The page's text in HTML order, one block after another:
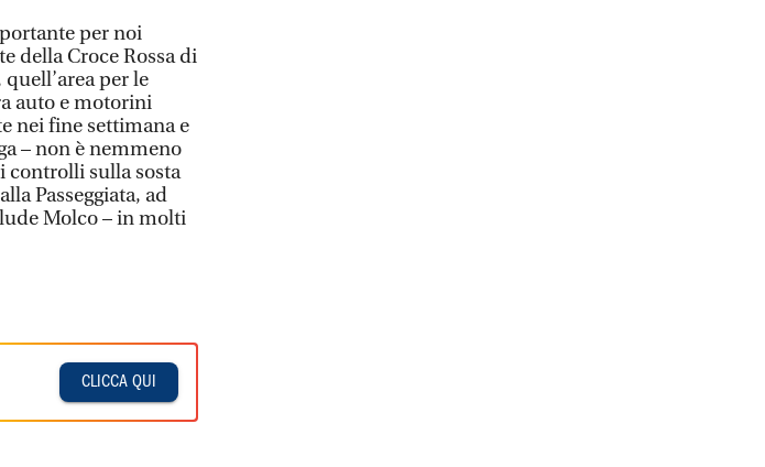
per noi
della Croce Rossa di
per le
auto e motorini
nei fine settimana e
– non è nemmeno
controlli sulla sosta
Passeggiata, ad
Molco – in molti
CLICCA QUI